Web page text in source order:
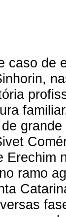
caso de
Erechim
ramo